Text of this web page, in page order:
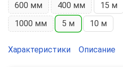
600 мм 400 мм 15 м
1000 мм
5 м 10 м
Характеристики Описание